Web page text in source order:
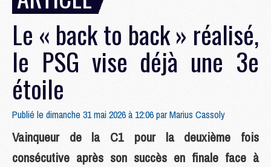
Le « back to back » réalisé,
le PSG vise déjà une 3e
étoile
Publié le dimanche 31 mai 2026 à 12:06 parMarius Cassoly
Vainqueur de la C1 pour la deuxième fois
consécutive après son succès en finale face à